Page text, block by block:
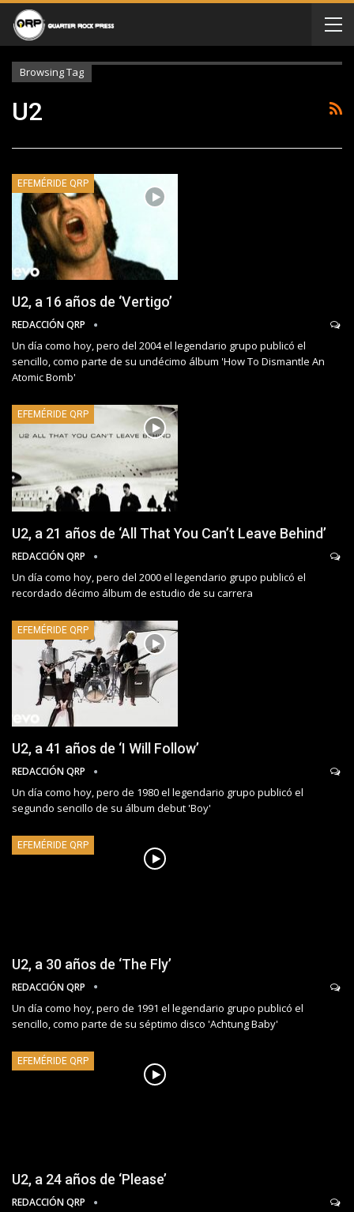
Browsing Tag
U2
EFEMÉRIDE QRP
U2, a 16 años de ‘Vertigo’
REDACCIÓN QRP
Un día como hoy, pero del 2004 el legendario grupo publicó el
sencillo, como parte de su undécimo álbum 'How To Dismantle An
Atomic Bomb'
EFEMÉRIDE QRP
U2, a 21 años de ‘All That You Can’t Leave Behind’
REDACCIÓN QRP
Un día como hoy, pero del 2000 el legendario grupo publicó el
recordado décimo álbum de estudio de su carrera
EFEMÉRIDE QRP
U2, a 41 años de ‘I Will Follow’
REDACCIÓN QRP
Un día como hoy, pero de 1980 el legendario grupo publicó el
segundo sencillo de su álbum debut 'Boy'
EFEMÉRIDE QRP
U2, a 30 años de ‘The Fly’
REDACCIÓN QRP
Un día como hoy, pero de 1991 el legendario grupo publicó el
sencillo, como parte de su séptimo disco 'Achtung Baby'
EFEMÉRIDE QRP
U2, a 24 años de ‘Please’
REDACCIÓN QRP